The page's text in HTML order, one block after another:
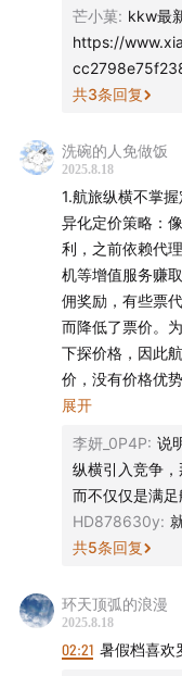
图拉斯®｜娃哈哈上
将面临哪些难关？
声动活泼年度新节目
我们的新节目——「
我们倾全团队之力
要的事。
每期 10 分钟，从
业科技、社会人文
发青少年提出自己
大音频平台准时更新
🧧前 3 期内容可以
芒小菓: kkw最
https://
共3条回复
洗碗的人免做饭
2025.8.18
1.航旅纵横不掌
异化定价策略：
利，之前依赖代
机等增值服务赚
佣奖励，有些票
而降低了票价。
下探价格，因此
价，没有价格优势
2.OTA平台产品
了抢占市场份额
补贴，通过其他
为什么价格没有
主要原因是航旅
代”。并且航旅
展开
李妍_0P4P: 说
纵横引入竞争
而不仅仅是满足
HD878630y:
共5条回复
环天顶弧的浪漫
2025.8.18
02:21 暑假档喜欢